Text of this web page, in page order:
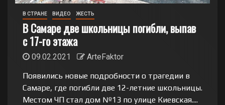
В СТРАНЕ ВИДЕО ЖЕСТЬ
В Самаре две школьницы погибли, выпав
с 17-го этажа
09.02.2021
ArteFaktor
Появились новые подробности о трагедии в
Самаре, где погибли две 12-летние школьницы.
Местом ЧП стал дом №13 по улице Киевская....